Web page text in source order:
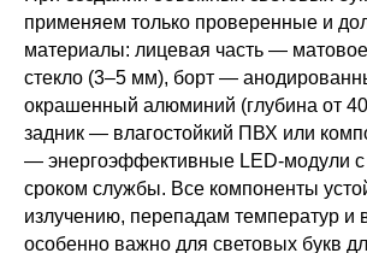
применяем только проверенные и
материалы: лицевая часть —
стекло (3–5 мм), борт —
окрашенный алюминий (глубина от
задник — влагостойкий ПВХ или
— энергоэффективные LED-модули
сроком службы. Все компоненты
излучению, перепадам температур и
особенно важно для световых букв